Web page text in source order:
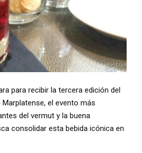
para recibir la tercera edición del
el evento más
del vermut y la buena
consolidar esta bebida icónica en